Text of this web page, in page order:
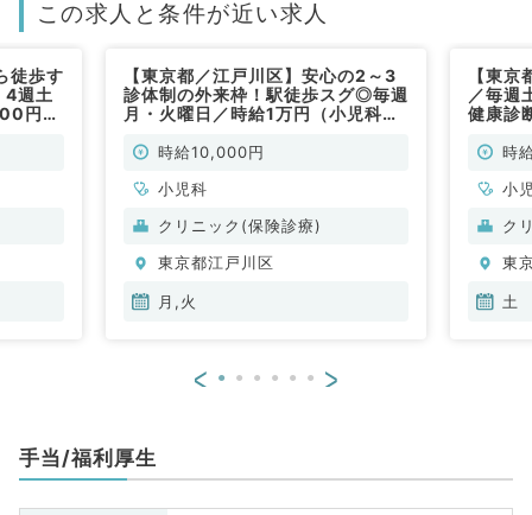
この求人と条件が近い求人
徒歩す
週土
円☆
【東京都／江戸川区】安心の2～3
診体制の外来枠！駅徒歩スグ◎毎週
月・火曜日／時給1万円（小児科／
時給10,000円
小児科
クリニック(保険診療)
東京都江戸川区
月,火
【東
／毎週
健康診
時
小
ク
東
土
< >
手当/福利厚生